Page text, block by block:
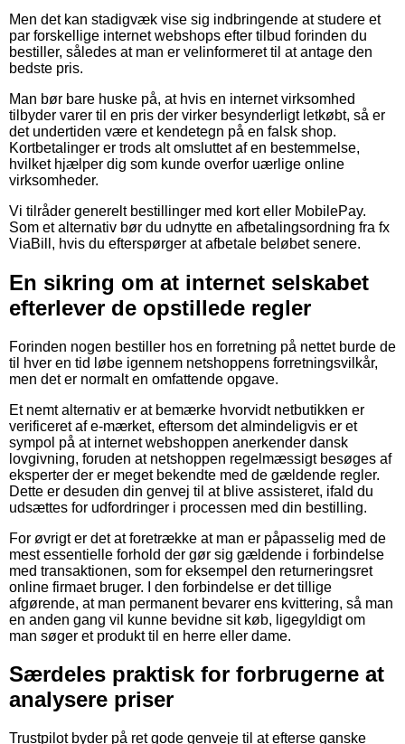
Men det kan stadigvæk vise sig indbringende at studere et
par forskellige internet webshops efter tilbud forinden du
bestiller, således at man er velinformeret til at antage den
bedste pris.
Man bør bare huske på, at hvis en internet virksomhed
tilbyder varer til en pris der virker besynderligt letkøbt, så er
det undertiden være et kendetegn på en falsk shop.
Kortbetalinger er trods alt omsluttet af en bestemmelse,
hvilket hjælper dig som kunde overfor uærlige online
virksomheder.
Vi tilråder generelt bestillinger med kort eller MobilePay.
Som et alternativ bør du udnytte en afbetalingsordning fra fx
ViaBill, hvis du efterspørger at afbetale beløbet senere.
En sikring om at internet selskabet
efterlever de opstillede regler
Forinden nogen bestiller hos en forretning på nettet burde de
til hver en tid løbe igennem netshoppens forretningsvilkår,
men det er normalt en omfattende opgave.
Et nemt alternativ er at bemærke hvorvidt netbutikken er
verificeret af e-mærket, eftersom det almindeligvis er et
sympol på at internet webshoppen anerkender dansk
lovgivning, foruden at netshoppen regelmæssigt besøges af
eksperter der er meget bekendte med de gældende regler.
Dette er desuden din genvej til at blive assisteret, ifald du
udsættes for udfordringer i processen med din bestilling.
For øvrigt er det at foretrække at man er påpasselig med de
mest essentielle forhold der gør sig gældende i forbindelse
med transaktionen, som for eksempel den returneringsret
online firmaet bruger. I den forbindelse er det tillige
afgørende, at man permanent bevarer ens kvittering, så man
en anden gang vil kunne bevidne sit køb, ligegyldigt om
man søger et produkt til en herre eller dame.
Særdeles praktisk for forbrugerne at
analysere priser
Trustpilot byder på ret gode genveje til at efterse ganske